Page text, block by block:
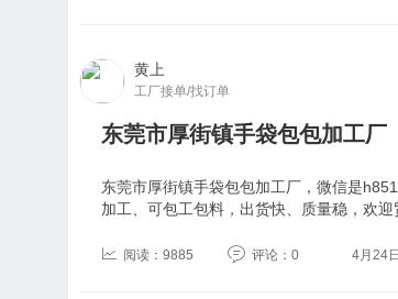
黄上
工厂接单/找订单
东莞市厚街镇手袋包包加工厂
东莞市厚街镇手袋包包加工厂，微信是
加工、可包工包料，出货快、质量稳，欢
阅读：9885 评论：0 4月24日